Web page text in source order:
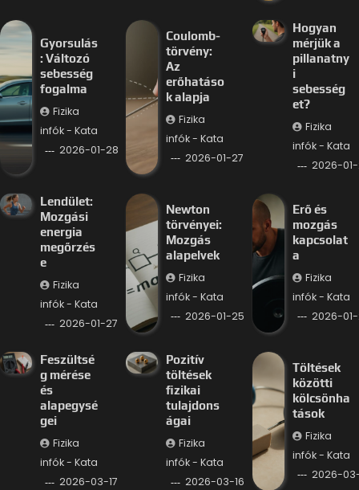
Gyorsulás
: Változó
sebesség
fogalma
Fizika
infók - Kata
2026-01-28
Coulomb-
törvény:
Az
erőhatáso
k alapja
Fizika
infók - Kata
2026-01-27
Hogyan
mérjük a
pillanatny
i
sebesség
et?
Fizika
infók - Kata
2026-
Lendület:
Mozgási
energia
megőrzés
e
Fizika
infók - Kata
2026-01-27
Newton
törvényei:
Mozgás
alapelvek
Fizika
infók - Kata
2026-01-25
Erő és
mozgás
kapcsolat
a
Fizika
infók - Kata
2026-
Feszültsé
g mérése
és
alapegysé
gei
Fizika
infók - Kata
2026-03-17
Pozitív
töltések
fizikai
tulajdons
ágai
Fizika
infók - Kata
2026-03-16
Töltések
közötti
kölcsönha
tások
Fizika
infók - Kata
2026-